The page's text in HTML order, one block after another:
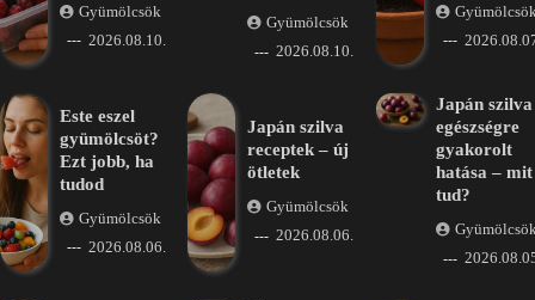
Gyümölcsök
2026.08.10.
Gyümölcsök
2026.08.10.
Este eszel
gyümölcsöt?
Ezt jobb, ha
tudod
Gyümölcsök
2026.08.06.
Japán szilva
receptek – új
ötletek
Gyümölcsök
2026.08.06.
Japán szilva
egészségre
gyakorolt
hatása – mit
tud?